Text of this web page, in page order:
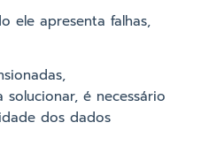
ele apresenta falhas,
é necessário
dos dados